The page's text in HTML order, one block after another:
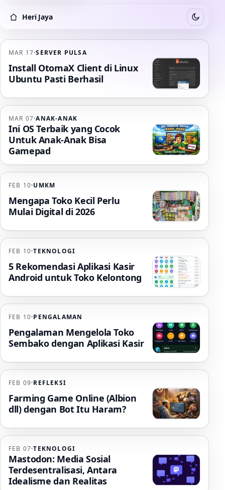
Heri Jaya
Heri Jaya Switch to
MAR 17·SERVER PULSA
Install OtomaX Client di Linux
Ubuntu Pasti Berhasil
MAR 07·ANAK-ANAK
Ini OS Terbaik yang Cocok
Untuk Anak-Anak Bisa
Gamepad
FEB 10·UMKM
Mengapa Toko Kecil Perlu
Mulai Digital di 2026
FEB 10·TEKNOLOGI
5 Rekomendasi Aplikasi Kasir
Android untuk Toko Kelontong
FEB 10·PENGALAMAN
Pengalaman Mengelola Toko
Sembako dengan Aplikasi Kasir
FEB 09·REFLEKSI
Farming Game Online (Albion
dll) dengan Bot Itu Haram?
FEB 07·TEKNOLOGI
Mastodon: Media Sosial
Terdesentralisasi, Antara
Idealisme dan Realitas